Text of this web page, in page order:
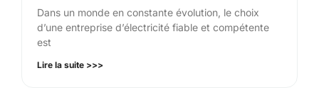
Dans un monde en constante évolution, le choix
d’une entreprise d’électricité fiable et compétente
est
Lire la suite >>>